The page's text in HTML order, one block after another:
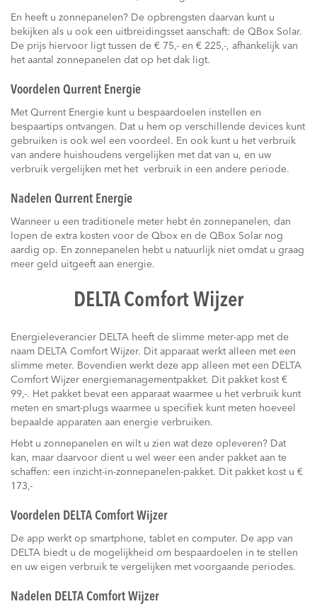
En heeft u zonnepanelen? De opbrengsten daarvan kunt u
bekijken als u ook een uitbreidingsset aanschaft: de QBox Solar.
De prijs hiervoor ligt tussen de € 75,- en € 225,-, afhankelijk van
het aantal zonnepanelen dat op het dak ligt.
Voordelen Qurrent Energie
Met Qurrent Energie kunt u bespaardoelen instellen en
bespaartips ontvangen. Dat u hem op verschillende devices kunt
gebruiken is ook wel een voordeel. En ook kunt u het verbruik
van andere huishoudens vergelijken met dat van u, en uw
verbruik vergelijken met het verbruik in een andere periode.
Nadelen Qurrent Energie
Wanneer u een traditionele meter hebt én zonnepanelen, dan
lopen de extra kosten voor de Qbox en de QBox Solar nog
aardig op. En zonnepanelen hebt u natuurlijk niet omdat u graag
meer geld uitgeeft aan energie.
DELTA Comfort Wijzer
Energieleverancier DELTA heeft de slimme meter-app met de
naam DELTA Comfort Wijzer. Dit apparaat werkt alleen met een
slimme meter. Bovendien werkt deze app alleen met een DELTA
Comfort Wijzer energiemanagementpakket. Dit pakket kost €
99,-. Het pakket bevat een apparaat waarmee u het verbruik kunt
meten en smart-plugs waarmee u specifiek kunt meten hoeveel
bepaalde apparaten aan energie verbruiken.
Hebt u zonnepanelen en wilt u zien wat deze opleveren? Dat
kan, maar daarvoor dient u wel weer een ander pakket aan te
schaffen: een inzicht-in-zonnepanelen-pakket. Dit pakket kost u €
173,-
Voordelen DELTA Comfort Wijzer
De app werkt op smartphone, tablet en computer. De app van
DELTA biedt u de mogelijkheid om bespaardoelen in te stellen
en uw eigen verbruik te vergelijken met voorgaande periodes.
Nadelen DELTA Comfort Wijzer